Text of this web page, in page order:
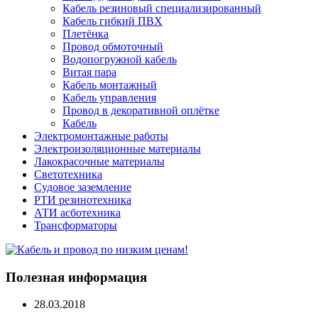
Кабель резиновый специализированный
Кабель гибкий ПВХ
Плетёнка
Провод обмоточный
Водопогружной кабель
Витая пара
Кабель монтажный
Кабель управления
Провод в декоративной оплётке
Кабель
Электромонтажные работы
Электроизоляционные материалы
Лакокрасочные материалы
Светотехника
Судовое заземление
РТИ резинотехника
АТИ асботехника
Трансформаторы
Полезная информация
28.03.2018